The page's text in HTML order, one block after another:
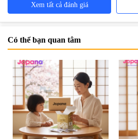
Xem tất cả đánh giá
Có thể bạn quan tâm